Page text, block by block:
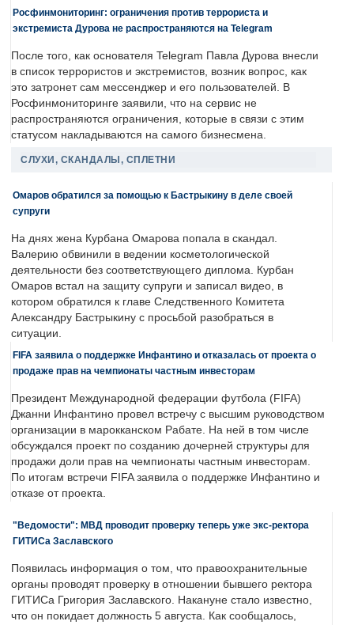
Росфинмониторинг: ограничения против террориста и
экстремиста Дурова не распространяются на Telegram
После того, как основателя Telegram Павла Дурова внесли
в список террористов и экстремистов, возник вопрос, как
это затронет сам мессенджер и его пользователей. В
Росфинмониторинге заявили, что на сервис не
распространяются ограничения, которые в связи с этим
статусом накладываются на самого бизнесмена.
СЛУХИ, СКАНДАЛЫ, СПЛЕТНИ
Омаров обратился за помощью к Бастрыкину в деле своей
супруги
На днях жена Курбана Омарова попала в скандал.
Валерию обвинили в ведении косметологической
деятельности без соответствующего диплома. Курбан
Омаров встал на защиту супруги и записал видео, в
котором обратился к главе Следственного Комитета
Александру Бастрыкину с просьбой разобраться в
ситуации.
FIFA заявила о поддержке Инфантино и отказалась от проекта о
продаже прав на чемпионаты частным инвесторам
Президент Международной федерации футбола (FIFA)
Джанни Инфантино провел встречу с высшим руководством
организации в марокканском Рабате. На ней в том числе
обсуждался проект по созданию дочерней структуры для
продажи доли прав на чемпионаты частным инвесторам.
По итогам встречи FIFA заявила о поддержке Инфантино и
отказе от проекта.
"Ведомости": МВД проводит проверку теперь уже экс-ректора
ГИТИСа Заславского
Появилась информация о том, что правоохранительные
органы проводят проверку в отношении бывшего ректора
ГИТИСа Григория Заславского. Накануне стало известно,
что он покидает должность 5 августа. Как сообщалось,